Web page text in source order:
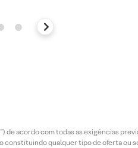
de acordo com todas as exigências
qualquer tipo de oferta ou